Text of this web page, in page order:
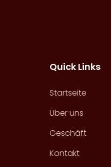
Quick Links
Startseite
Über uns
Geschäft
Kontakt